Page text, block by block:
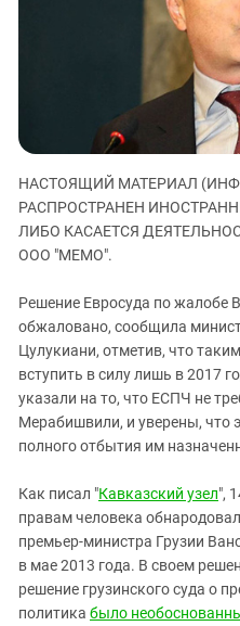
Карачаево-Черкесия
Краснодарский край
Российская Федерация
Северная Осетия - Алания
СКФО
Ставропольский край
Чечня
Южная Осетия
Южный Кавказ
ЮФО
НАСТОЯЩИЙ МАТЕРИАЛ
РАСПРОСТРАНЕН
ЛИБО КАСАЕТСЯ
ООО "МЕМО".
Решение Евросуда по жалобе
обжаловано, сообщила
Цулукиани, отметив, что
вступить в силу лишь в 2017
указали на то, что ЕСПЧ не
Мерабишвили, и уверены, что
полного отбытия им
Как писал "Кавказский узел",
правам человека
премьер-министра Грузии
в мае 2013 года. В своем
решение грузинского суда о
политика было